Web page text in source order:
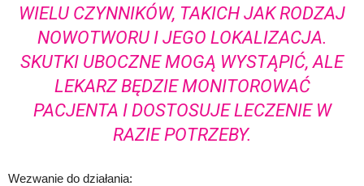
WIELU CZYNNIKÓW, TAKICH JAK RODZAJ
NOWOTWORU I JEGO LOKALIZACJA.
SKUTKI UBOCZNE MOGĄ WYSTĄPIĆ, ALE
LEKARZ BĘDZIE MONITOROWAĆ
PACJENTA I DOSTOSUJE LECZENIE W
RAZIE POTRZEBY.
Wezwanie do działania: